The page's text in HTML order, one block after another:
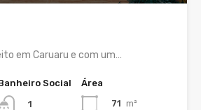
em Caruaru e com um…
Social
1
Área
71 m²